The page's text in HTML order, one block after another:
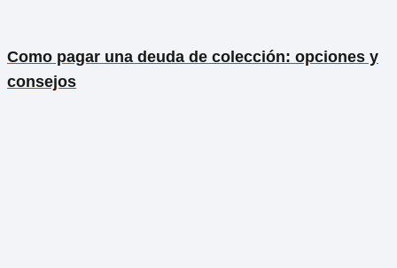
Como pagar una deuda de colección: opciones y
consejos